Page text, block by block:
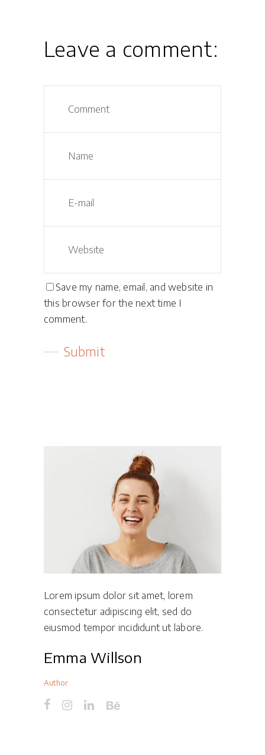
Leave a comment:
Save my name, email, and website in
this browser for the next time I
comment.
Lorem ipsum dolor sit amet, lorem
consectetur adipiscing elit, sed do
eiusmod tempor incididunt ut labore.
Emma Willson
Author